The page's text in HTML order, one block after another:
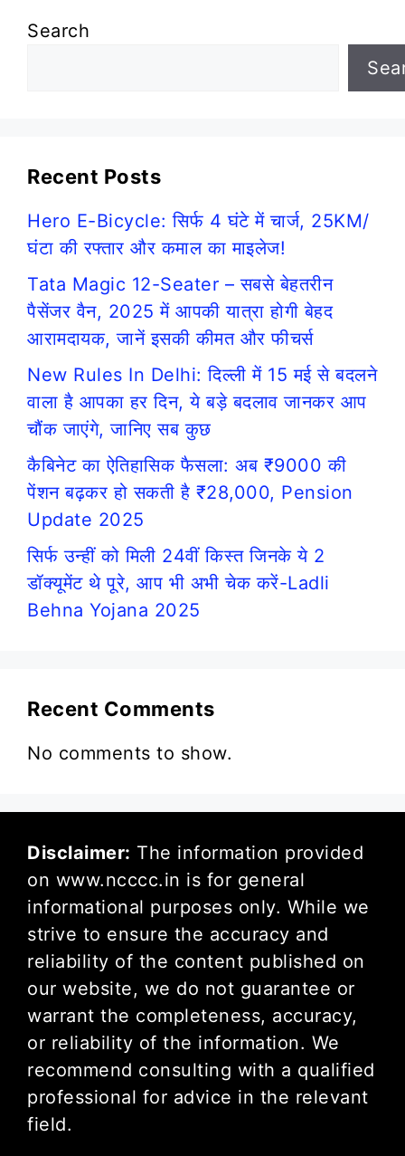
Search
Recent Posts
Hero E-Bicycle: सिर्फ 4 घंटे में चार्ज, 25KM/
घंटा की रफ्तार और कमाल का माइलेज!
Tata Magic 12-Seater – सबसे बेहतरीन
पैसेंजर वैन, 2025 में आपकी यात्रा होगी बेहद
आरामदायक, जानें इसकी कीमत और फीचर्स
New Rules In Delhi: दिल्ली में 15 मई से बदलने
वाला है आपका हर दिन, ये बड़े बदलाव जानकर आप
चौंक जाएंगे, जानिए सब कुछ
कैबिनेट का ऐतिहासिक फैसला: अब ₹9000 की
पेंशन बढ़कर हो सकती है ₹28,000, Pension
Update 2025
सिर्फ उन्हीं को मिली 24वीं किस्त जिनके ये 2
डॉक्यूमेंट थे पूरे, आप भी अभी चेक करें-Ladli
Behna Yojana 2025
Recent Comments
No comments to show.
Disclaimer: The information provided
on www.ncccc.in is for general
informational purposes only. While we
strive to ensure the accuracy and
reliability of the content published on
our website, we do not guarantee or
warrant the completeness, accuracy,
or reliability of the information. We
recommend consulting with a qualified
professional for advice in the relevant
field.